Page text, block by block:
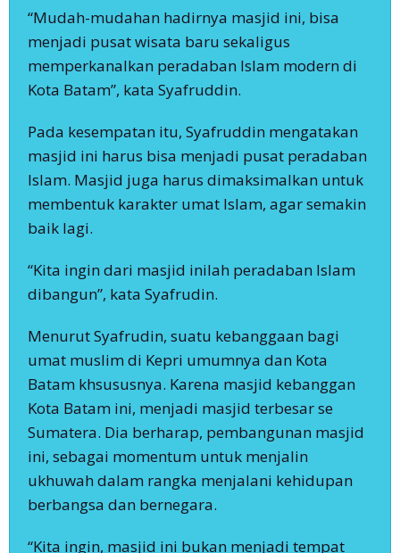
“Mudah-mudahan hadirnya masjid ini, bisa
menjadi pusat wisata baru sekaligus
memperkanalkan peradaban Islam modern di
Kota Batam”, kata Syafruddin.
Pada kesempatan itu, Syafruddin mengatakan
masjid ini harus bisa menjadi pusat peradaban
Islam. Masjid juga harus dimaksimalkan untuk
membentuk karakter umat Islam, agar semakin
baik lagi.
“Kita ingin dari masjid inilah peradaban Islam
dibangun”, kata Syafrudin.
Menurut Syafrudin, suatu kebanggaan bagi
umat muslim di Kepri umumnya dan Kota
Batam khsususnya. Karena masjid kebanggan
Kota Batam ini, menjadi masjid terbesar se
Sumatera. Dia berharap, pembangunan masjid
ini, sebagai momentum untuk menjalin
ukhuwah dalam rangka menjalani kehidupan
berbangsa dan bernegara.
“Kita ingin, masjid ini bukan menjadi tempat